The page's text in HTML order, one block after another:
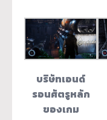
บริษัทเอนด์
รอนศัตรูหลัก
ของเกม